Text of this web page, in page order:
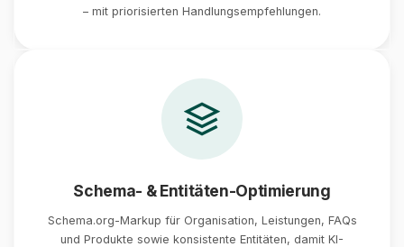
– mit priorisierten Handlungsempfehlungen.
Schema- & Entitäten-Optimierung
Schema.org-Markup für Organisation, Leistungen, FAQs
und Produkte sowie konsistente Entitäten, damit KI-